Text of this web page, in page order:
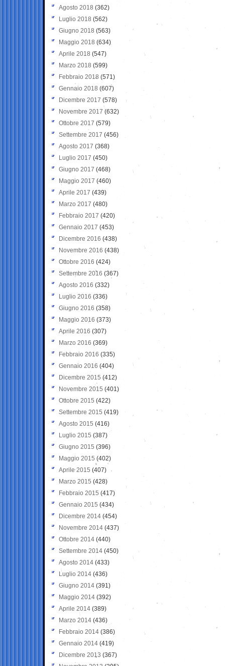
Agosto 2018 (362)
Luglio 2018 (562)
Giugno 2018 (563)
Maggio 2018 (634)
Aprile 2018 (547)
Marzo 2018 (599)
Febbraio 2018 (571)
Gennaio 2018 (607)
Dicembre 2017 (578)
Novembre 2017 (632)
Ottobre 2017 (579)
Settembre 2017 (456)
Agosto 2017 (368)
Luglio 2017 (450)
Giugno 2017 (468)
Maggio 2017 (460)
Aprile 2017 (439)
Marzo 2017 (480)
Febbraio 2017 (420)
Gennaio 2017 (453)
Dicembre 2016 (438)
Novembre 2016 (438)
Ottobre 2016 (424)
Settembre 2016 (367)
Agosto 2016 (332)
Luglio 2016 (336)
Giugno 2016 (358)
Maggio 2016 (373)
Aprile 2016 (307)
Marzo 2016 (369)
Febbraio 2016 (335)
Gennaio 2016 (404)
Dicembre 2015 (412)
Novembre 2015 (401)
Ottobre 2015 (422)
Settembre 2015 (419)
Agosto 2015 (416)
Luglio 2015 (387)
Giugno 2015 (396)
Maggio 2015 (402)
Aprile 2015 (407)
Marzo 2015 (428)
Febbraio 2015 (417)
Gennaio 2015 (434)
Dicembre 2014 (454)
Novembre 2014 (437)
Ottobre 2014 (440)
Settembre 2014 (450)
Agosto 2014 (433)
Luglio 2014 (436)
Giugno 2014 (391)
Maggio 2014 (392)
Aprile 2014 (389)
Marzo 2014 (436)
Febbraio 2014 (386)
Gennaio 2014 (419)
Dicembre 2013 (367)